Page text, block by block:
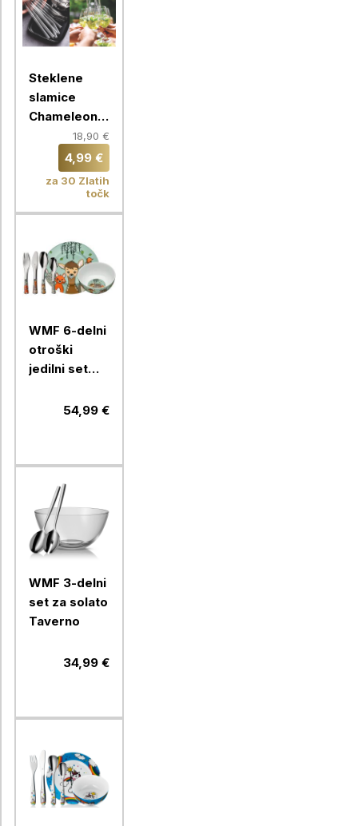
Steklene
slamice
Chameleon,
16 slamic, 9
18,90 €
4,99 €
za 30 Zlatih
točk
WMF 6-delni
otroški
jedilni set
Friends54,99 €
WMF 3-delni
set za solato
Taverno
34,99 €